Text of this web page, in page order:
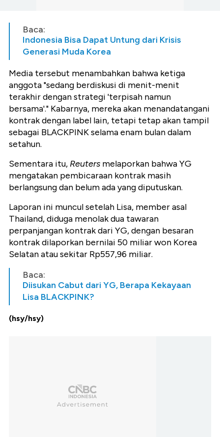
Baca:
Indonesia Bisa Dapat Untung dari Krisis
Generasi Muda Korea
Media tersebut menambahkan bahwa ketiga
anggota "sedang berdiskusi di menit-menit
terakhir dengan strategi 'terpisah namun
bersama'." Kabarnya, mereka akan menandatangani
kontrak dengan label lain, tetapi tetap akan tampil
sebagai BLACKPINK selama enam bulan dalam
setahun.
Sementara itu, Reuters melaporkan bahwa YG
mengatakan pembicaraan kontrak masih
berlangsung dan belum ada yang diputuskan.
Laporan ini muncul setelah Lisa, member asal
Thailand, diduga menolak dua tawaran
perpanjangan kontrak dari YG, dengan besaran
kontrak dilaporkan bernilai 50 miliar won Korea
Selatanatau sekitar Rp557,96 miliar.
Baca:
Diisukan Cabut dari YG, Berapa Kekayaan
Lisa BLACKPINK?
(hsy/hsy)